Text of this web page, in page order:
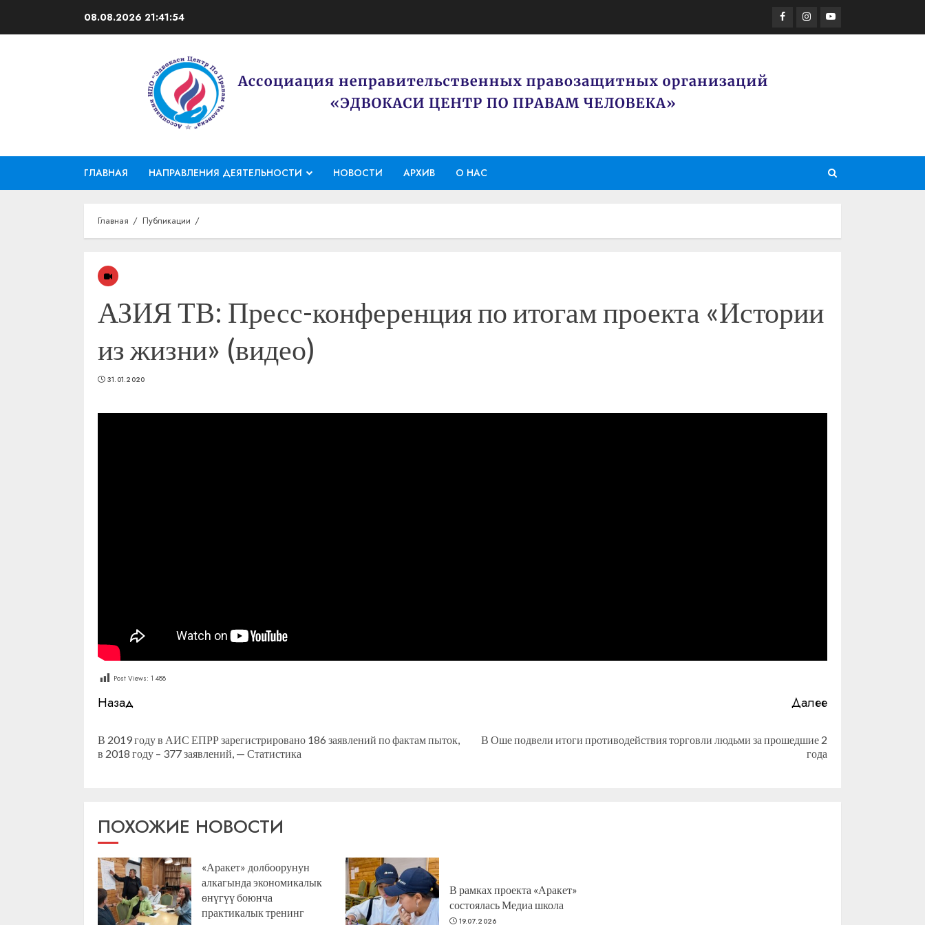
08.08.2026 21:41:54 Facebook
Instagram
Youtube
ГЛАВНАЯ НАПРАВЛЕНИЯ ДЕЯТЕЛЬНОСТИ НОВОСТИ АРХИВ О НАС
Главная Публикации
АЗИЯ ТВ: Пресс-конференция по итогам проекта «Истории
из жизни» (видео)
31.01.2020
Post Views: 1 488
Продолжить
Назад
Предыдущая
В 2019 году в АИС ЕПРР зарегистрировано 186 заявлений по фактам пыток,
в 2018 году – 377 заявлений, — Статистика
Далее
Следующая
В Оше подвели итоги противодействия торговли людьми за прошедшие 2
года
ПОХОЖИЕ НОВОСТИ
«Аракет» долбоорунун
алкагында экономикалык
өнүгүү боюнча
практикалык тренинг
В рамках проекта «Аракет»
состоялась Медиа школа
19.07.2026